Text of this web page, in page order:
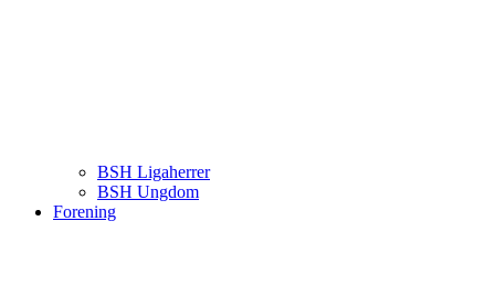
BSH Ligaherrer
BSH Ungdom
Forening